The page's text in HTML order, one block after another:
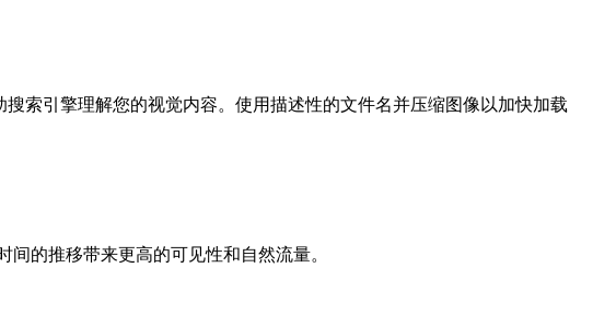
索引擎理解您的视觉内容。使用描述性的文件名并压缩图像以加快加载
的推移带来更高的可见性和自然流量。